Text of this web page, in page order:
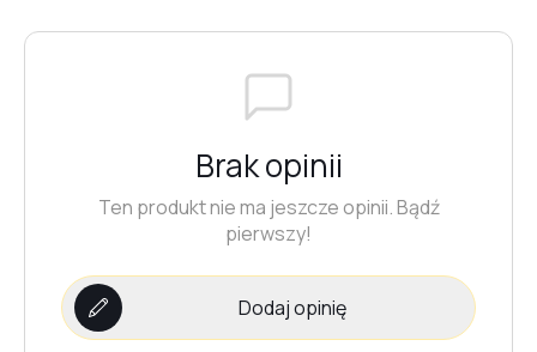
#29
#30
#34
Brak opinii
Ten produkt nie ma jeszcze opinii. Bądź
pierwszy!
Dodaj opinię